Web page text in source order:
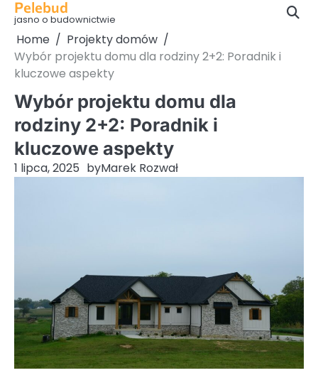
Skip
content
Pelebud
jasno o budownictwie
Home
Projekty domów
Wybór projektu domu dla rodziny 2+2: Poradnik i
kluczowe aspekty
Wybór projektu domu dla
rodziny 2+2: Poradnik i
kluczowe aspekty
1 lipca, 2025 byMarek Rozwał